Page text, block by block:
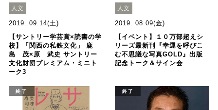
人文
2019. 09.14(土)
【サントリー学芸賞×読書の学
校】「関西の私鉄文化」 鹿
島 茂×原 武史 サントリー
文化財団プレミアム・ミニト
ーク3
人文
2019. 08.09(金)
【イベント】１０万部超えシ
リーズ最新刊『幸運を呼びこ
む不思議な写真GOLD』出版
記念トーク＆サイン会
終了 終了